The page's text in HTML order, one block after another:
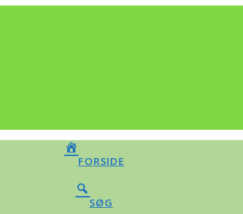
FORSIDE
SØG